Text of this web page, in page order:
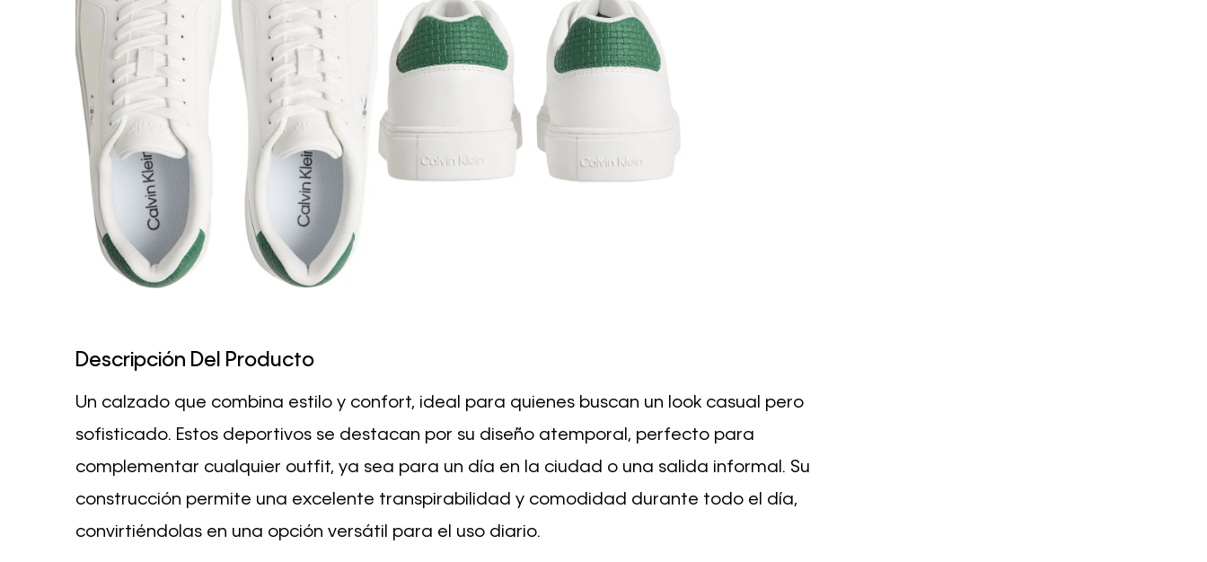
Descripción Del Producto
Un calzado que combina estilo y confort, ideal para quienes buscan un look casual pero
sofisticado. Estos deportivos se destacan por su diseño atemporal, perfecto para
complementar cualquier outfit, ya sea para un día en la ciudad o una salida informal. Su
construcción permite una excelente transpirabilidad y comodidad durante todo el día,
convirtiéndolas en una opción versátil para el uso diario.